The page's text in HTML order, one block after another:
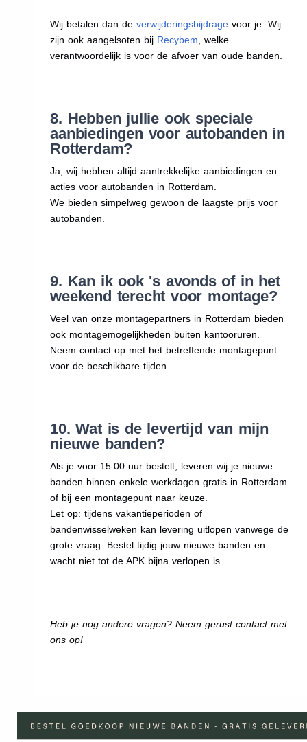
Wij betalen dan deverwijderingsbijdrage voor je. Wij
zijn ook aangelsoten bij Recybem , welke
verantwoordelijk is voor de afvoer van oude banden.
8. Hebben jullie ook speciale
aanbiedingen voor autobanden in
Rotterdam?
Ja, wij hebben altijd aantrekkelijke aanbiedingen en
acties voor autobanden in Rotterdam.
We bieden simpelweg gewoon de laagste prijs voor
autobanden.
9. Kan ik ook 's avonds of in het
weekend terecht voor montage?
Veel van onze montagepartners in Rotterdam bieden
ook montagemogelijkheden buiten kantooruren.
Neem contact op met het betreffende montagepunt
voor de beschikbare tijden.
10. Wat is de levertijd van mijn
nieuwe banden?
Als je voor 15:00 uur bestelt, leveren wij je nieuwe
banden binnen enkele werkdagen gratis in Rotterdam
of bij een montagepunt naar keuze.
Let op: tijdens vakantieperioden of
bandenwisselweken kan levering uitlopen vanwege de
grote vraag. Bestel tijdig jouw nieuwe banden en
wacht niet tot de APK bijna verlopen is.
Heb je nog andere vragen? Neem gerust contact met
ons op!